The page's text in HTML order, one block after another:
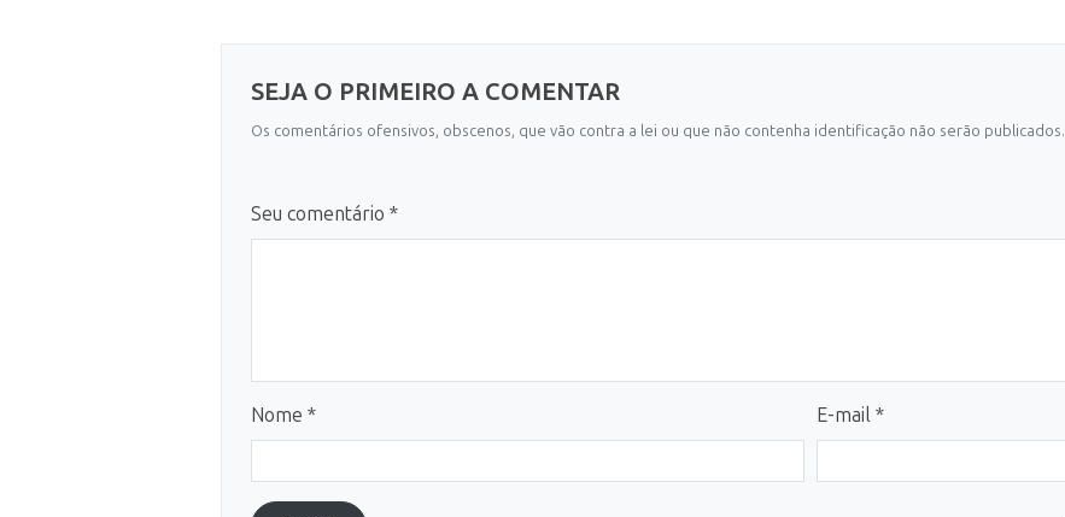
SEJA O PRIMEIRO A COMENTAR
Os comentários ofensivos, obscenos, que vão contra a lei ou que não contenha identificação não serão publicados.
Seu comentário *
Nome * E-mail *